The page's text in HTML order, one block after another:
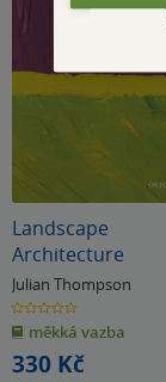
Landscape
Architecture
Julian Thompson
0.0
z
5
hvězdiček
měkká vazba
330 Kč